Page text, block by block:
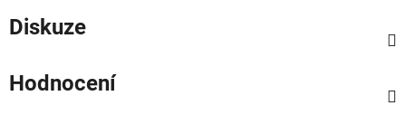
Diskuze
Hodnocení